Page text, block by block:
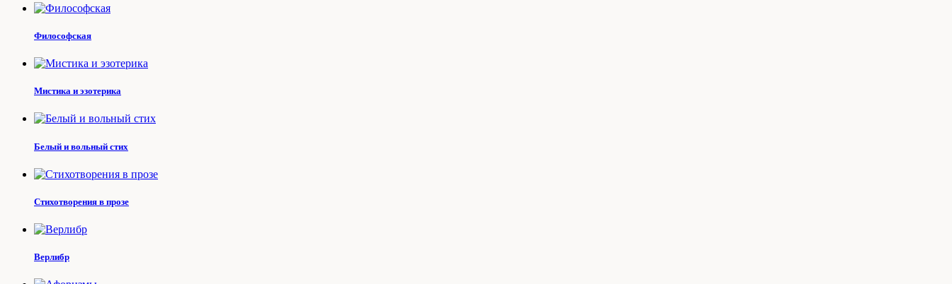
Философская
Мистика и эзотерика
Белый и вольный стих
Стихотворения в прозе
Верлибр